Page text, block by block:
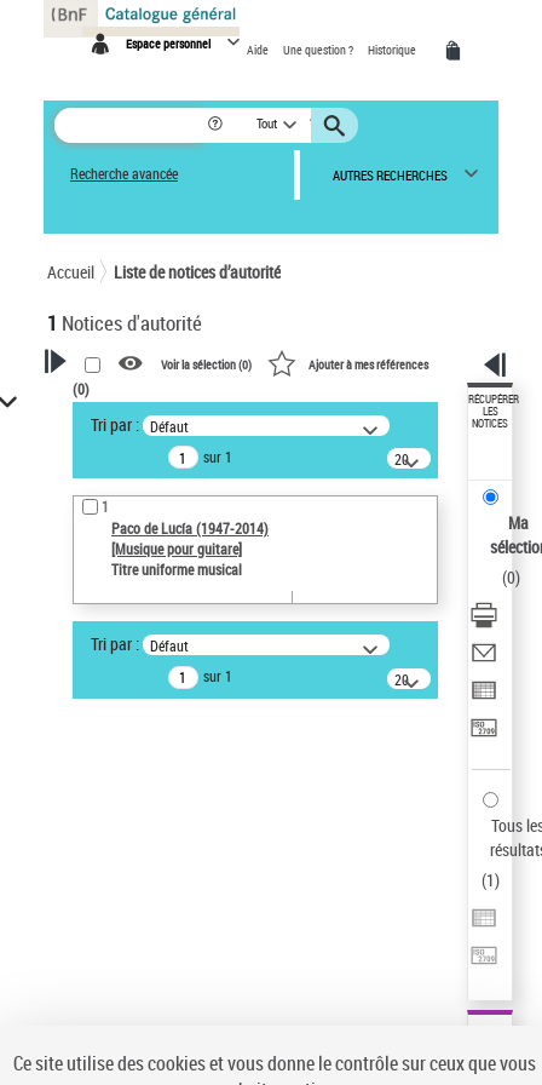
Espace personnel Aide Une question ? Historique
Tout
Recherche avancée AUTRES RECHERCHES
Accueil Liste de notices d’autorité
1 Notices d'autorité
VOTRE RECHERCHE
Recherche avancée dans les
notices d’autorité
Œuvres liées à l'auteur :
Paco de Lucía (1947-2014)
Statut de la notice d’autorité
Notice élémentaire
Sauvegarder votre recherche
Voir la sélection (0) Ajouter à mes références
(0)
Tri par : Défaut
sur 1
20
résultats/page
1
Paco de Lucía (1947-2014)
[Musique pour guitare]
Titre uniforme musical
Tri par : Défaut
sur 1
20
résultats/page
RÉCUPÉRER
LES
NOTICES
Ma
(0)
Tous
(1)
Panneau de gestion des cookies
Ce site utilise des cookies et vous donne le contrôle sur ceux que vous